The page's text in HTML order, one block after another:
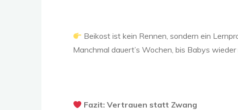
Beikost ist kein Rennen, sondern ein
Manchmal dauert’s Wochen, bis Babys
Fazit: Vertrauen statt Zwang